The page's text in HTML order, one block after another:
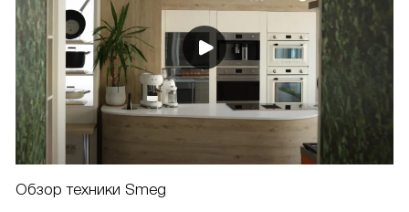
Обзор техники Smeg